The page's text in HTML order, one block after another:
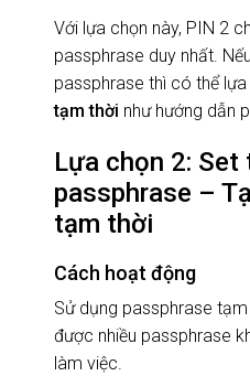
Với lựa chọn này, PIN 2
passphrase duy nhất.
passphrase thì có thể lựa
tạm thời như hướng dẫn
Lựa chọn 2: Set
passphrase –
tạm thời
Cách hoạt động
Sử dụng passphrase
được nhiều passphrase
làm việc.